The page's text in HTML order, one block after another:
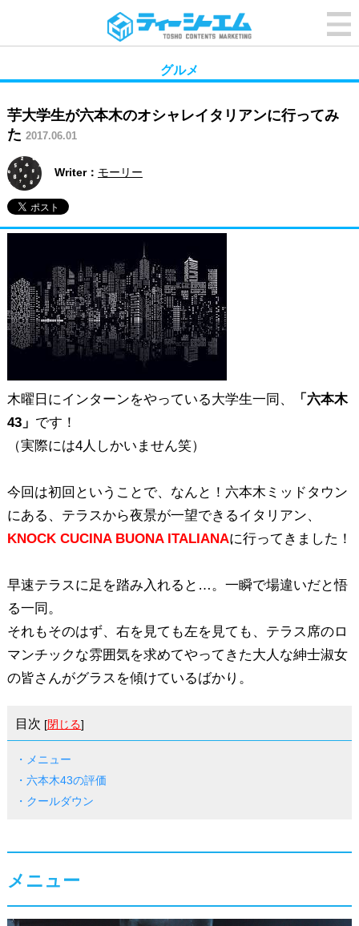
グルメ
芋大学生が六本木のオシャレイタリアンに行ってみ
た 2017.06.01
Writer： モーリー
木曜日にインターンをやっている大学生一同、
「六本木
43」 です！
（実際には4人しかいません笑）
今回は初回ということで、なんと！六本木ミッドタウン
にある、テラスから夜景が一望できるイタリアン、
KNOCK CUCINA BUONA ITALIANAに行ってきました！
早速テラスに足を踏み入れると…。一瞬で場違いだと悟
る一同。
それもそのはず、右を見ても左を見ても、テラス席のロ
マンチックな雰囲気を求めてやってきた大人な紳士淑女
の皆さんがグラスを傾けているばかり。
目次 [閉じる]
・メニュー
・六本木43の評価
・クールダウン
メニュー